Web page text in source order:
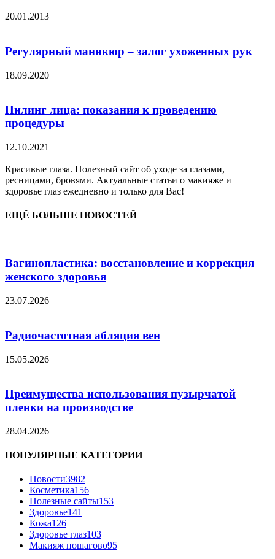
20.01.2013
Регулярный маникюр – залог ухоженных рук
18.09.2020
Пилинг лица: показания к проведению
процедуры
12.10.2021
Красивые глаза. Полезный сайт об уходе за глазами,
ресницами, бровями. Актуальные статьи о макияже и
здоровье глаз ежедневно и только для Вас!
ЕЩЁ БОЛЬШЕ НОВОСТЕЙ
Вагинопластика: восстановление и коррекция
женского здоровья
23.07.2026
Радиочастотная абляция вен
15.05.2026
Преимущества использования пузырчатой
пленки на производстве
28.04.2026
ПОПУЛЯРНЫЕ КАТЕГОРИИ
Новости3982
Косметика156
Полезные сайты153
Здоровье141
Кожа126
Здоровье глаз103
Макияж пошагово95